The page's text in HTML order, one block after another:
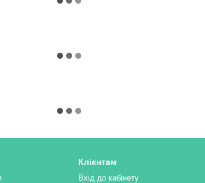
Клієнтам
Вхід до кабінету